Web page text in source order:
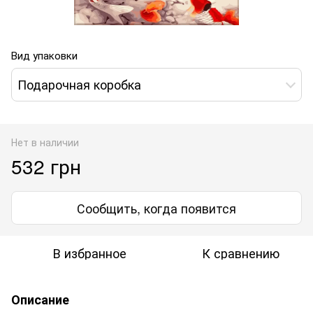
Вид упаковки
Подарочная коробка
Нет в наличии
532 грн
Сообщить, когда появится
В избранное К сравнению
Описание